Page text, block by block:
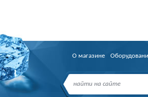
О магазине